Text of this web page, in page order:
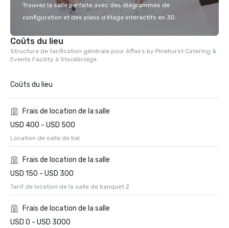
Trouvez la salle parfaite avec des diagrammes de
configuration et des plans d’étage interactifs en 3D.
Coûts du lieu
Structure de tarification générale pour Affairs by Pinehurst Catering &
Events Facility à Stockbridge
Coûts du lieu
Frais de location de la salle
USD 400 - USD 500
Location de salle de bal
Frais de location de la salle
USD 150 - USD 300
Tarif de location de la salle de banquet 2
Frais de location de la salle
USD 0 - USD 3000